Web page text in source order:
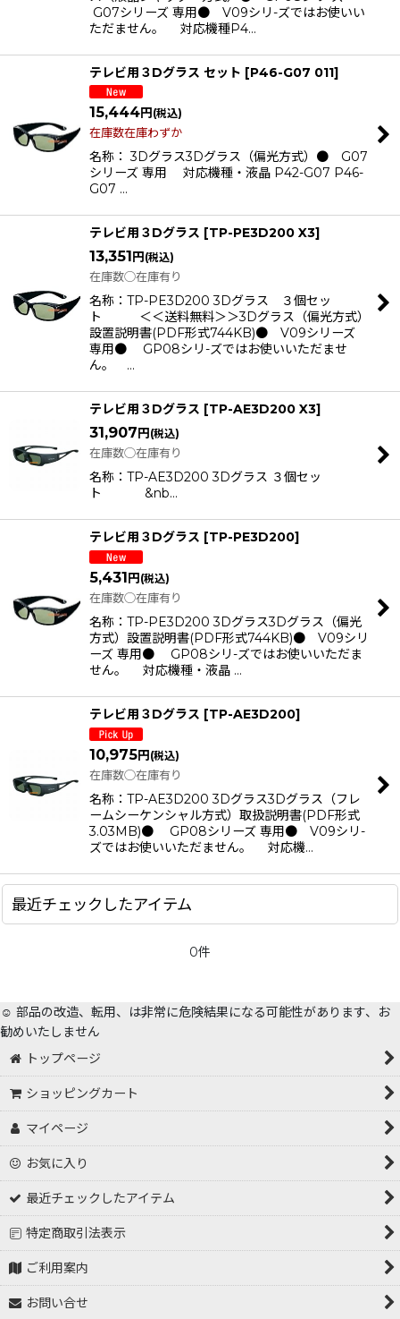
絞り込む
G07シリーズ 専用● V09シリ-ズではお使いい
ただません。 対応機種P4…
テレビ用３Dグラス セット [P46-G07 011]
15,444円 (税込)
在庫数在庫わずか
名称： 3Dグラス3Dグラス（偏光方式）● G07
シリーズ 専用 対応機種・液晶 P42-G07 P46-
G07 …
テレビ用３Dグラス [TP-PE3D200 X3]
13,351円 (税込)
在庫数◯在庫有り
名称：TP-PE3D200 3Dグラス ３個セッ
ト ＜＜送料無料＞＞3Dグラス（偏光方式）
設置説明書(PDF形式744KB)● V09シリーズ
専用● GP08シリ-ズではお使いいただませ
ん。 …
テレビ用３Dグラス [TP-AE3D200 X3]
31,907円 (税込)
在庫数◯在庫有り
名称：TP-AE3D200 3Dグラス ３個セッ
ト &nb…
テレビ用３Dグラス [TP-PE3D200]
5,431円 (税込)
在庫数◯在庫有り
名称：TP-PE3D200 3Dグラス3Dグラス（偏光
方式）設置説明書(PDF形式744KB)● V09シリ
ーズ 専用● GP08シリ-ズではお使いいただま
せん。 対応機種・液晶 …
テレビ用３Dグラス [TP-AE3D200]
10,975円 (税込)
在庫数◯在庫有り
名称：TP-AE3D200 3Dグラス3Dグラス（フレ
ームシーケンシャル方式）取扱説明書(PDF形式
3.03MB)● GP08シリーズ 専用● V09シリ-
ズではお使いいただません。 対応機…
最近チェックしたアイテム
0件
☺️ 部品の改造、転用、は非常に危険結果になる可能性があります、お
勧めいたしません
トップページ
ショッピングカート
マイページ
お気に入り
最近チェックしたアイテム
特定商取引法表示
ご利用案内
お問い合せ